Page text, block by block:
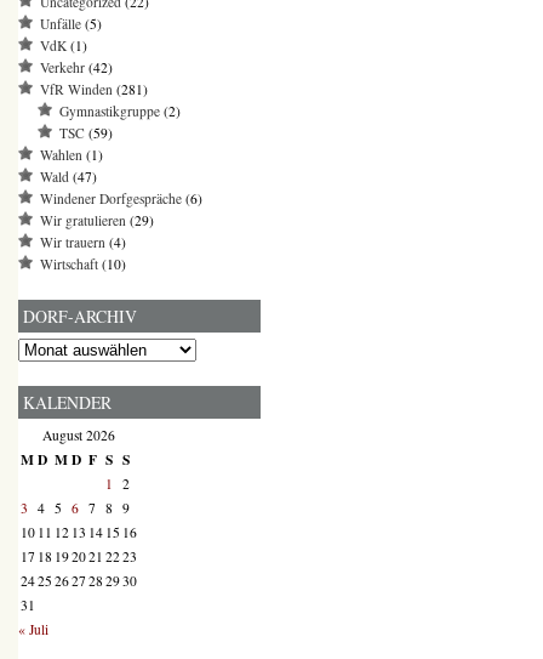
Unfälle (5)
VdK (1)
Verkehr (42)
VfR Winden (281)
Gymnastikgruppe (2)
TSC (59)
Wahlen (1)
Wald (47)
Windener Dorfgespräche (6)
Wir gratulieren (29)
Wir trauern (4)
Wirtschaft (10)
DORF-ARCHIV
Dorf-
KALENDER
August 2026
MD MD F S S
1 2
3 4 5 6 7 8 9
10 11 12 13 14 15 16
17 18 192021 2223
2425 2627 28 2930
31
« Juli